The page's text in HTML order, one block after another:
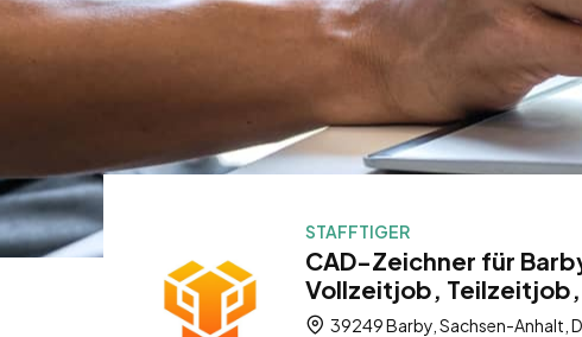
STAFFTIGER
CAD-Zeichner für
Vollzeitjob,
39249 Barby, Sachsen-Anhalt,